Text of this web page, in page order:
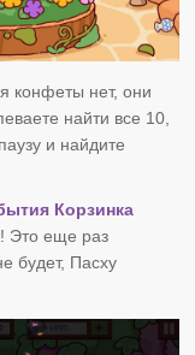
конфеты нет, они
найти все 10,
и найдите
Корзинка
Это еще раз
будет, Пасху